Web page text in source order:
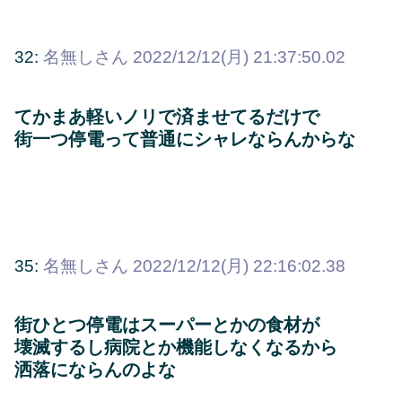
32: 名無しさん 2022/12/12(月) 21:37:50.02
てかまあ軽いノリで済ませてるだけで
街一つ停電って普通にシャレならんからな
35: 名無しさん 2022/12/12(月) 22:16:02.38
街ひとつ停電はスーパーとかの食材が
壊滅するし病院とか機能しなくなるから
洒落にならんのよな